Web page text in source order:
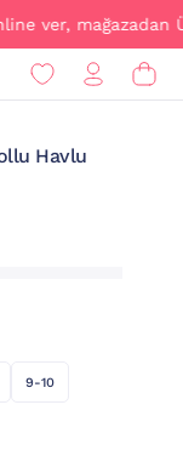
Havlu
9-10